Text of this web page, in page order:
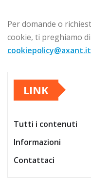
Per domande o
cookie, ti preghiamo
cookiepolicy@axant.it
LINK
Tutti i contenuti
Informazioni
Contattaci